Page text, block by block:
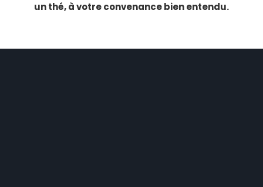
un thé, à votre convenance bien entendu.